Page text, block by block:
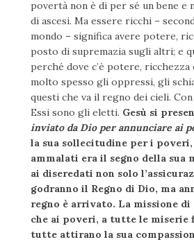
povertà non è di per sé un bene e
di ascesi. Ma essere ricchi –
mondo – significa avere potere,
posto di supremazia sugli altri; e
perché dove c’è potere, ricchezza
molto spesso gli oppressi, gli
questi che va il regno dei cieli.
Essi sono gli eletti. Gesù si
inviato da Dio per annunciare ai
la sua sollecitudine per i
ammalati era il segno della sua
ai diseredati non solo
godranno il Regno di Dio, ma
regno è arrivato. La missione di
che ai poveri, a tutte le miserie
tutte attirano la sua